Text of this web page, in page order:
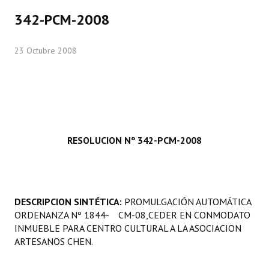
Comisiones Permanentes
Comisiones Especiales
Carta Orgánica 2007
Reglamento Interno
342-PCM-2008
23 Octubre 2008
RESOLUCION Nº 342-PCM-2008
DESCRIPCION SINTÉTICA: PROMULGACIÓN AUTOMÁTICA
ORDENANZA Nº 1844- CM-08,CEDER EN CONMODATO
INMUEBLE PARA CENTRO CULTURAL A LA ASOCIACION
ARTESANOS CHEN.